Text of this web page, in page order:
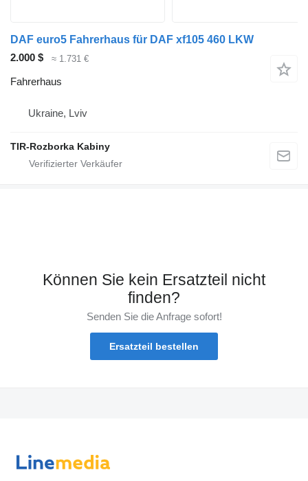
DAF euro5 Fahrerhaus für DAF xf105 460 LKW
2.000 $
≈ 1.731 €
Fahrerhaus
Ukraine, Lviv
TIR-Rozborka Kabiny
Können Sie kein Ersatzteil nicht
finden?
Senden Sie die Anfrage sofort!
Ersatzteil bestellen